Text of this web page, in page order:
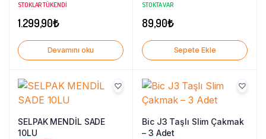
STOKLAR TÜKENDI
1.299,90₺
Devamını oku
STOKTA VAR
89,90₺
Sepete Ekle
SELPAK MENDİL SADE
10LU
Bic J3 Taşlı Slim Çakmak
– 3 Adet